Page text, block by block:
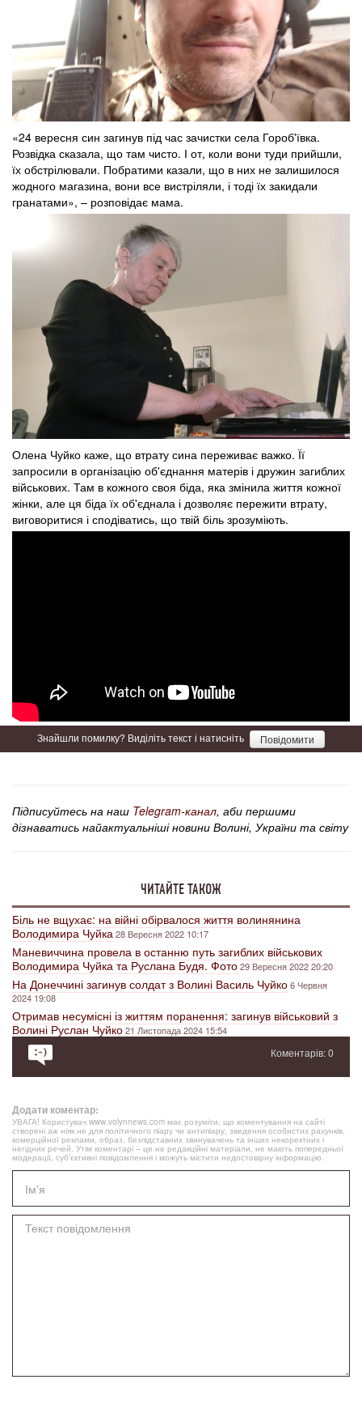
«24 вересня син загинув під час зачистки села Гороб'ївка.
Розвідка сказала, що там чисто. І от, коли вони туди прийшли,
їх обстрілювали. Побратими казали, що в них не залишилося
жодного магазина, вони все вистріляли, і тоді їх закидали
гранатами», – розповідає мама.
Олена Чуйко каже, що втрату сина переживає важко. Її
запросили в організацію об'єднання матерів і дружин загиблих
військових. Там в кожного своя біда, яка змінила життя кожної
жінки, але ця біда їх об'єднала і дозволяє пережити втрату,
виговоритися і сподіватись, що твій біль зрозуміють.
Знайшли помилку? Виділіть текст і натисніть Повідомити
Підписуйтесь на наш Telegram-канал, аби першими
дізнаватись найактуальніші новини Волині, України та світу
ЧИТАЙТЕ ТАКОЖ
Біль не вщухає: на війні обірвалося життя волинянина
Володимира Чуйка28 Вересня 2022 10:17
Маневиччина провела в останню путь загиблих військових
Володимира Чуйка та Руслана Будя. Фото29 Вересня 2022 20:20
На Донеччині загинув солдат з Волині Василь Чуйко6 Червня
2024 19:08
Отримав несумісні із життям поранення: загинув військовий з
Волині Руслан Чуйко21 Листопада 2024 15:54
Коментарів: 0
Додати коментар:
УВАГА! Користувач www.volynnews.com має розуміти, що коментування на сайті
створені аж ніяк не для політичного піару чи антипіару, зведення особистих рахунків,
комерційної реклами, образ, безпідставних звинувачень та інших некоректних і
негідних речей. Утім коментарі – це не редакційні матеріали, не мають попередньої
модерації, суб’єктивні повідомлення і можуть містити недостовірну інформацію.